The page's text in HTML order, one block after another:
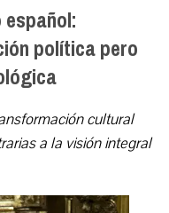
política pero
cultural
a la visión integral